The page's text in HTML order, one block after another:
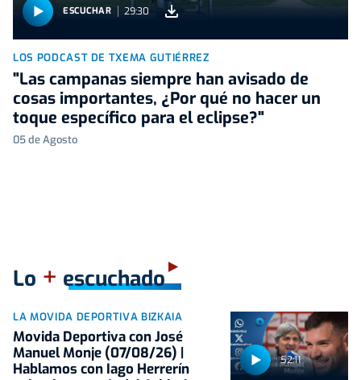
ESCUCHAR 29:30
LOS PODCAST DE TXEMA GUTIÉRREZ
"Las campanas siempre han avisado de
cosas importantes, ¿Por qué no hacer un
toque específico para el eclipse?"
05 de Agosto
Lo + escuchado
52:11
LA MOVIDA DEPORTIVA BIZKAIA
Movida Deportiva con José
Manuel Monje (07/08/26) |
Hablamos con Iago Herrerín